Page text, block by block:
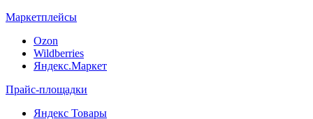
Маркетплейсы
Ozon
Wildberries
Яндекс.Маркет
Прайс-площадки
Яндекс Товары